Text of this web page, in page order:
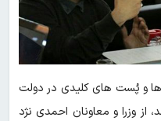
و پُست های کلیدی در دولت
وزرا و معاونان احمدی نژد